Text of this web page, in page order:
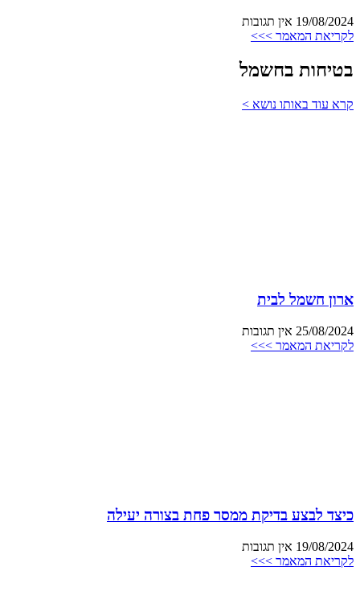
19/08/2024 אין תגובות
לקריאת המאמר >>>
בטיחות בחשמל
קרא עוד באותו נושא >
ארון חשמל לבית
25/08/2024 אין תגובות
לקריאת המאמר >>>
כיצד לבצע בדיקת ממסר פחת בצורה יעילה
19/08/2024 אין תגובות
לקריאת המאמר >>>